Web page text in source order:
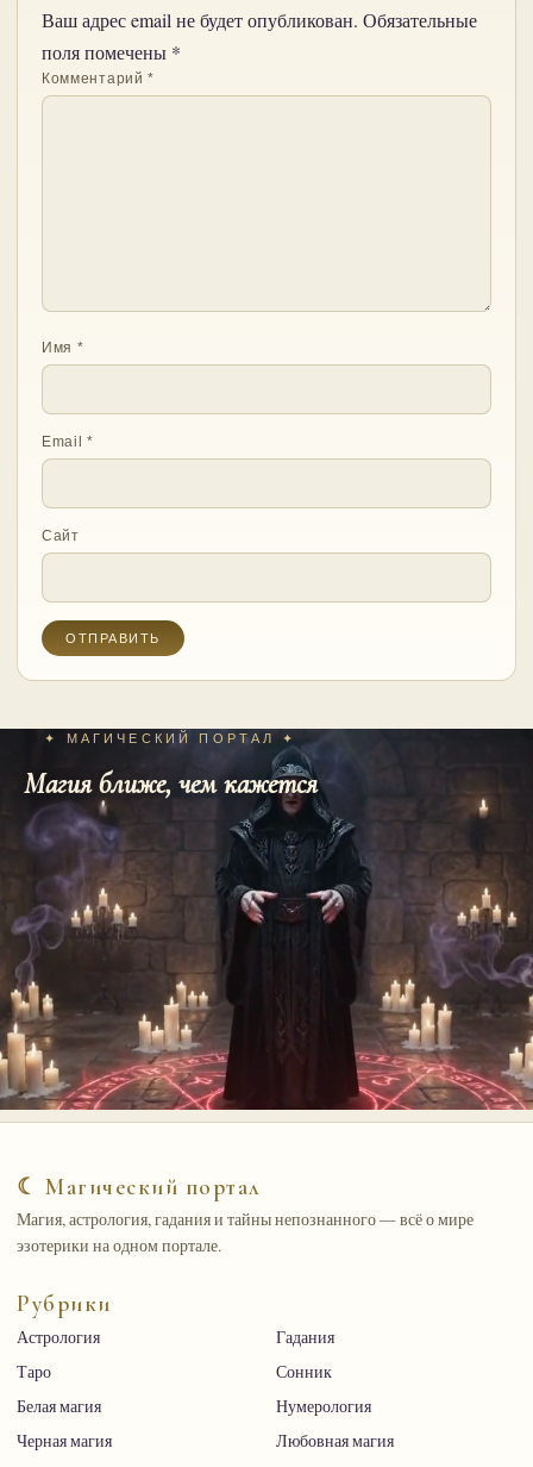
Ваш адрес email не будет опубликован. Обязательные
поля помечены *
Комментарий*
Имя *
Email*
Сайт
✦ МАГИЧЕСКИЙ ПОРТАЛ ✦
Магия ближе, чем кажется
☾ Магический портал
Магия, астрология, гадания и тайны непознанного — всё о мире
эзотерики на одном портале.
Рубрики
Астрология
Гадания
Таро
Сонник
Белая магия
Нумерология
Черная магия
Любовная магия